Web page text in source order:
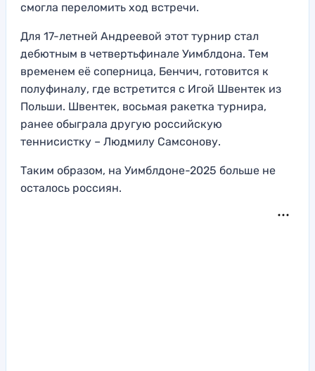
смогла переломить ход встречи.
Для 17-летней Андреевой этот турнир стал
дебютным в четвертьфинале Уимблдона. Тем
временем её соперница, Бенчич, готовится к
полуфиналу, где встретится с Игой Швентек из
Польши. Швентек, восьмая ракетка турнира,
ранее обыграла другую российскую
теннисистку – Людмилу Самсонову.
Таким образом, на Уимблдоне-2025 больше не
осталось россиян.